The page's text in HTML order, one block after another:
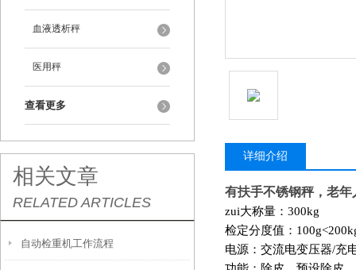
血液透析秤
医用秤
查看更多
相关文章
RELATED ARTICLES
自动检重机工作流程
详细介绍
有扶手不锈钢秤，老年
zui大称量：300kg
检定分度值：
电源：交流电变压器/充